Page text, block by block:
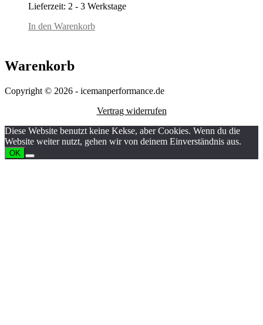
war:
ist:
Lieferzeit: 2 - 3 Werkstage
In den Warenkorb
Warenkorb
Copyright © 2026 - icemanperformance.de
Vertrag widerrufen
Diese Website benutzt keine Kekse, aber Cookies. Wenn du die
Website weiter nutzt, gehen wir von deinem Einverständnis aus.
OK